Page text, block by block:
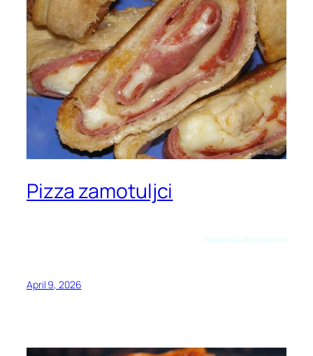
Pizza zamotuljci
Preuzeto sa allrecipes.com
April 9, 2026